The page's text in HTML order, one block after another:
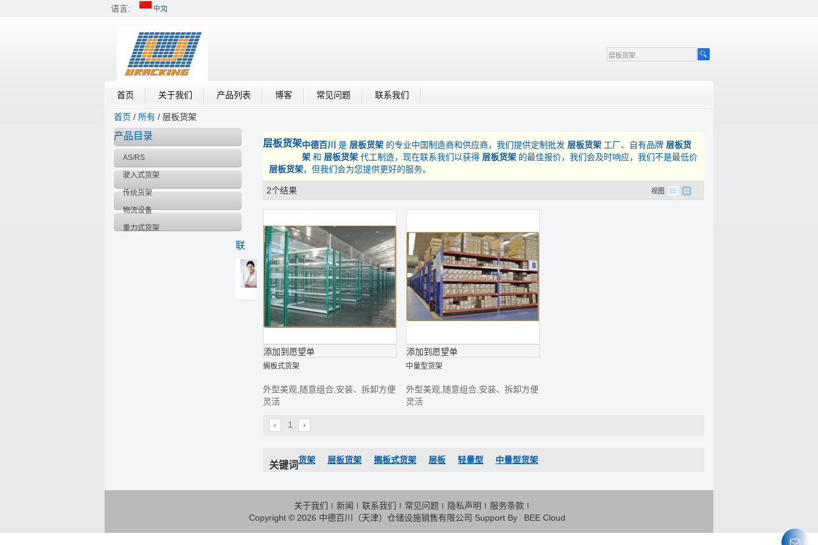
语言: 中文
中文 English
首页 关于我们 产品列表 博客 常见问题 联系我们
首页 / 所有 / 层板货架
产品目录
AS/RS
驶入式货架
传统货架
物流设备
重力式货架
联
系
人
层板货架中德百川 是 层板货架 的专业中国制造商和供应商，我们提供定制批发 层板货架 工厂、自有品牌 层板货
架 和 层板货架 代工制造，现在联系我们以获得 层板货架 的最佳报价，我们会及时响应，我们不是最低价
层板货架，但我们会为您提供更好的服务。
2个结果 视图
添加到愿望单
搁板式货架
外型美观,随意组合,安装、拆卸方便
灵活
添加到愿望单
中量型货架
外型美观,随意组合,安装、拆卸方便
灵活
1
关键词货架 层板货架 搁板式货架 层板 轻量型 中量型货架
关于我们 新闻 联系我们 常见问题 隐私声明
服务条款
Copyright © 2026 中德百川（天津）仓储设施销售有限公司 Support By BEE Cloud